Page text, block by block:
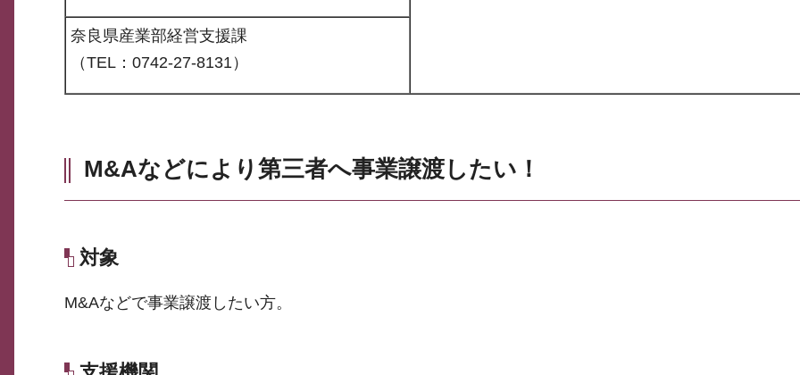
奈良県産業部経営支援課
（TEL：0742-27-8131）
M&Aなどにより第三者へ事業譲渡したい！
対象
M&Aなどで事業譲渡したい方。